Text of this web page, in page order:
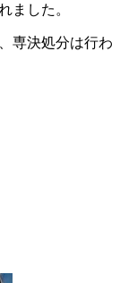
ました。
専決処分は行わ